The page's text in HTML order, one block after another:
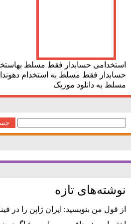
استخدامی حسابدار فقط مسلط
حسابدار فقط مسلط به استخدام
مسلط به دانلود موزیک
برای:
نوشته‌های تازه
از قول من بنویسید: ایران ژاپن را در